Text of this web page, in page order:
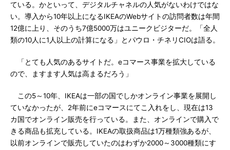
ている。かといって、デジタルチャネルの人気がないわけではな
い。導入から10年以上になるIKEAのWebサイトの訪問者数は年間
12億に上り、そのうち7億5000万はユニークビジターだ。「全人
類の10人に1人以上の計算になる」とパウロ・チネリCIOは語る。
「とても人気のあるサイトだ。eコマース事業を拡大している
ので、ますます人気は高まるだろう」
この5～10年、IKEAは一部の国でしかオンライン事業を展開し
ていなかったが、2年前にeコマースにてこ入れをし、現在は13
カ国でオンライン販売を行っている。また、オンラインで購入で
きる商品も拡充している。IKEAの取扱商品は1万種類強あるが、
以前オンラインで販売していたのはわずか2000～3000種類にす